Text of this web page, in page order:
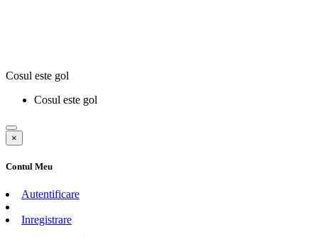
Cosul este gol
Cosul este gol
×
Contul Meu
Autentificare
Inregistrare